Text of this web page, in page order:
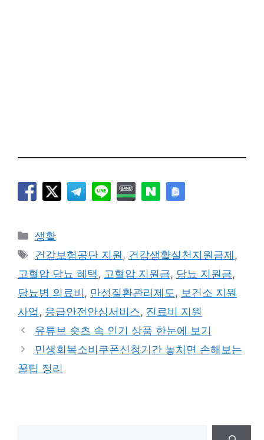
카
테
리
생활
태
그
건강보험공단 지원, 건강생활실천지원금제,
고혈압 당뇨 혜택, 고혈압 지원금, 당뇨 지원금,
당뇨병 의료비, 만성질환관리제도 , 보건소 지원
사업, 응급안전안심서비스, 진료비 지원
유튜브 숏츠 속 인기 상품 한눈에 보기
민생회복소비쿠폰신청기간 놓치면 손해보는
꿀팁 정리